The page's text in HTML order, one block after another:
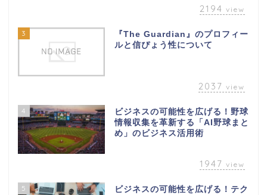
2194 view
3
『The Guardian』のプロフィー
ルと信ぴょう性について
2037 view
4
ビジネスの可能性を広げる！野球
情報収集を革新する「AI野球まと
め」のビジネス活用術
1947 view
5
ビジネスの可能性を広げる！テク